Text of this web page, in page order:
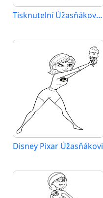
Tisknutelní Úžasňákovi pro děti
Disney Pixar Úžasňákovi